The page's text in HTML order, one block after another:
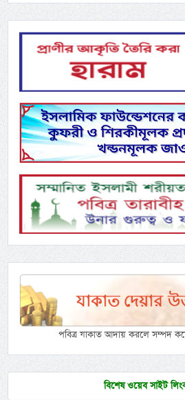
পবিত্র যাকাত আদায় করলে সম্পদ
বিশেষ ওয়েব সাইট